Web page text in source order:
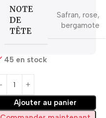
NOTE
DE
TÊTE
Safran, rose,
bergamote
45 en stock
Ajouter au panier